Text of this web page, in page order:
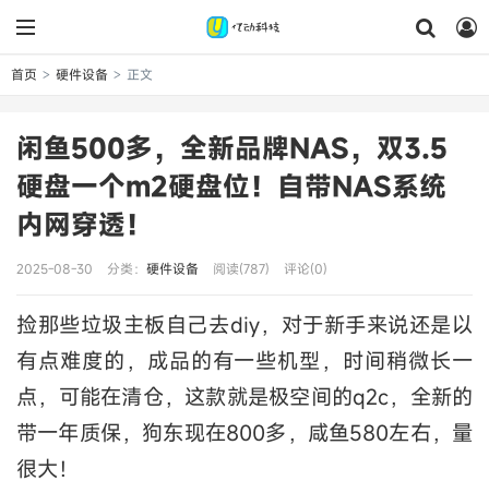
首页 > 硬件设备 > 正文
闲鱼500多，全新品牌NAS，双3.5
硬盘一个m2硬盘位！自带NAS系统
内网穿透！
2025-08-30 分类： 硬件设备 阅读(787) 评论(0)
捡那些垃圾主板自己去diy，对于新手来说还是以
有点难度的，成品的有一些机型，时间稍微长一
点，可能在清仓，这款就是极空间的q2c，全新的
带一年质保，狗东现在800多，咸鱼580左右，量
很大！